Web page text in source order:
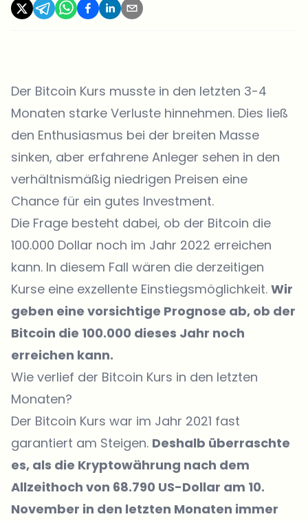
Der Bitcoin Kurs musste in den letzten 3-4
Monaten starke Verluste hinnehmen. Dies ließ
den Enthusiasmus bei der breiten Masse
sinken, aber erfahrene Anleger sehen in den
verhältnismäßig niedrigen Preisen eine
Chance für ein gutes Investment.
Die Frage besteht dabei, ob der Bitcoin die
100.000 Dollar noch im Jahr 2022 erreichen
kann. In diesem Fall wären die derzeitigen
Kurse eine exzellente Einstiegsmöglichkeit. Wir
geben eine vorsichtige Prognose ab, ob der
Bitcoin die 100.000 dieses Jahr noch
erreichen kann.
Wie verlief der Bitcoin Kurs in den letzten
Monaten?
Der Bitcoin Kurs war im Jahr 2021 fast
garantiert am Steigen. Deshalb überraschte
es, als die Kryptowährung nach dem
Allzeithoch von 68.790 US-Dollar am 10.
November in den letzten Monaten immer